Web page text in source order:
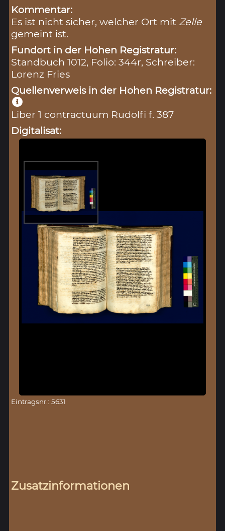
Kommentar:
Es ist nicht sicher, welcher Ort mit Zelle
gemeint ist.
Fundort in der Hohen Registratur:
Standbuch 1012, Folio: 344r, Schreiber:
Lorenz Fries
Quellenverweis in der Hohen Registratur:
Liber 1 contractuum Rudolfi f. 387
Digitalisat:
Eintragsnr.: 5631
Zusatzinformationen